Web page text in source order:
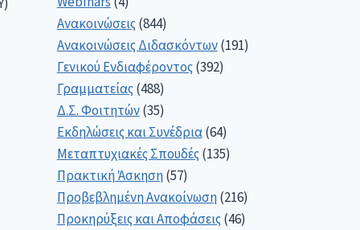
Ανακοινώσεις(844)
Ανακοινώσεις Διδασκόντων(191)
Γενικού Ενδιαφέροντος(392)
Γραμματείας(488)
Δ.Σ. Φοιτητών(35)
Εκδηλώσεις και Συνέδρια(64)
Μεταπτυχιακές Σπουδές(135)
Πρακτική Άσκηση(57)
Προβεβλημένη Ανακοίνωση(216)
Προκηρύξεις και Αποφάσεις(46)